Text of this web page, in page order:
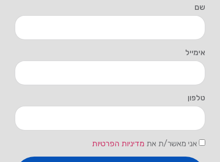
שם
אימייל
טלפון
אני מאשר/ת את מדיניות הפרטיות